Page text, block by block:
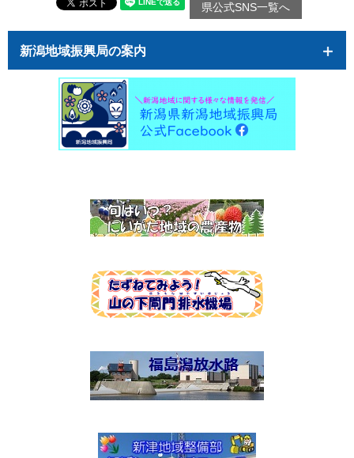
県公式SNS一覧へ
新潟地域振興局の案内